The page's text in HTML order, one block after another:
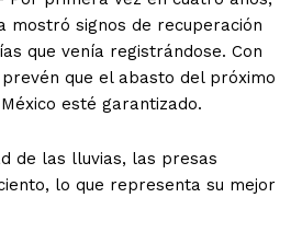
mostró signos de recuperación
que venía registrándose. Con
que el abasto del próximo
esté garantizado.
de las lluvias, las presas
lo que representa su mejor